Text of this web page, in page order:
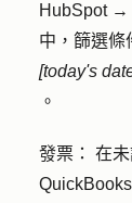
HubSpot →
中，篩選條
[today's
。
發票：
在